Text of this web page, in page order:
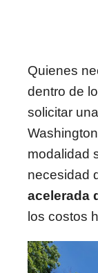
Quienes
dentro de
solicitar
modalidad
necesidad
acelerada
los costos